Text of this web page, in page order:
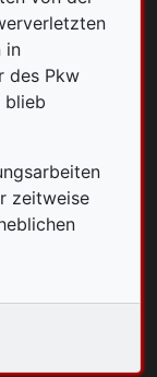
in
des Pkw
blieb
zeitweise